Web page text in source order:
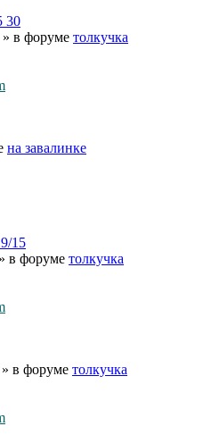
30
в форуме толкучка
на завалинке
15
в форуме толкучка
в форуме толкучка